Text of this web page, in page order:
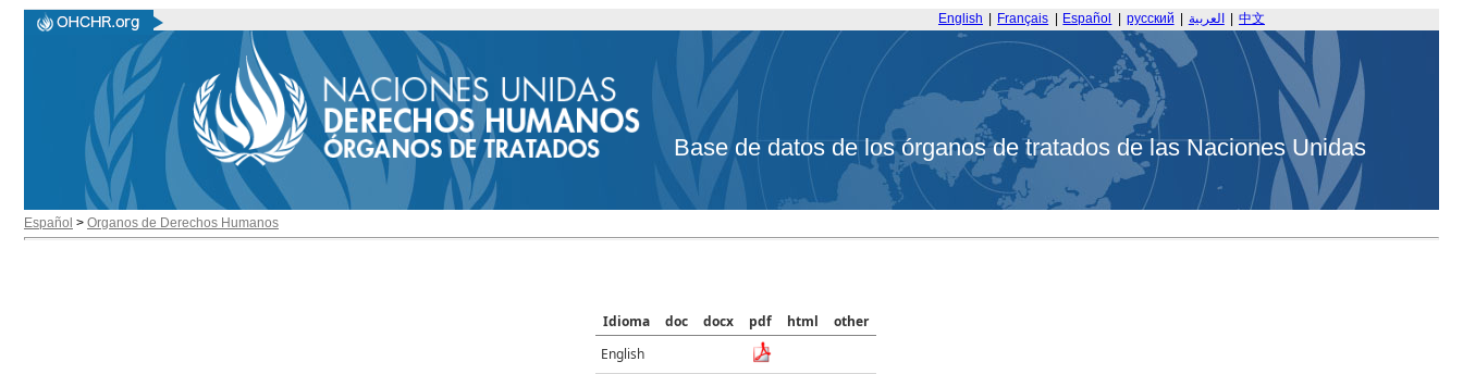
English Français Español русский العربية 中文
Base de datos de los órganos de tratados de las Naciones Unidas
Español > Organos de Derechos Humanos
Idioma doc docx pdf html
other
English